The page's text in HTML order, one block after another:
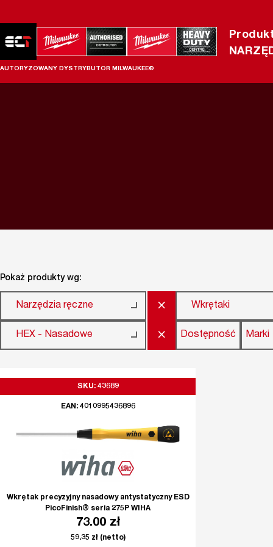
AUTORYZOWANY DYSTRYBUTOR MILWAUKEE®
Pokaż produkty wg:
Narzędzia ręczne × Wkrętaki
HEX - Nasadowe × Dostępność Marki
SKU: 43689
EAN: 4010995436896
Wkrętak precyzyjny nasadowy antystatyczny ESD
PicoFinish® seria 275P WIHA
73.00 zł
59.35 zł(netto)